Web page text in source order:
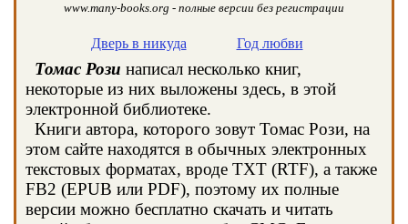
www.many-books.org - полные версии без регистрации
Дверь в никуда Год любви
Томас Рози написал несколько книг,
некоторые из них выложены здесь, в этой
электронной библиотеке.
Книги автора, которого зовут Томас Рози, на
этом сайте находятся в обычных электронных
текстовых форматах, вроде TXT (RTF), а также
FB2 (EPUB или PDF), поэтому их полные
версии можно бесплатно скачать и читать